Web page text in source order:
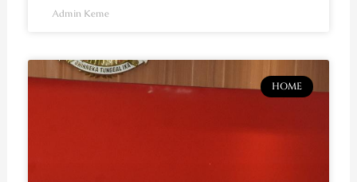
Admin Keme
HOME